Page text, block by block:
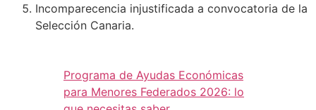
Incomparecencia injustificada a convocatoria de la
Selección Canaria.
Programa de Ayudas Económicas
para Menores Federados 2026: lo